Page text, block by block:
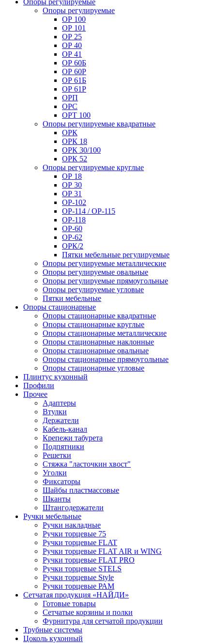
Опоры регулируемые
ОР 100
ОР 101
ОР 25
ОР 40
ОР 41
ОР 60Б
ОР 60Р
ОР 61Б
ОР 61Р
ОРП
ОРС
ОРТ 100
Опоры регулируемые квадратные
ОРК
ОРК 18
ОРК 30/100
ОРК 52
Опоры регулируемые круглые
ОР 18
ОР 30
ОР 31
ОР-102
ОР-114 / ОР-115
ОР-118
ОР-60
ОР-62
ОРК/2
Пятки мебельные регулируемые
Опоры регулируемые металлические
Опоры регулируемые овальные
Опоры регулируемые прямоугольные
Опоры регулируемые угловые
Пятки мебельные
Опоры стационарные
Опоры стационарные квадратные
Опоры стационарные круглые
Опоры стационарные металлические
Опоры стационарные наклонные
Опоры стационарные овальные
Опоры стационарные прямоугольные
Опоры стационарные угловые
Плинтус кухонный
Профили
Прочее
Адаптеры
Втулки
Держатели
Кабель-канал
Крепежи табурета
Подпятники
Решетки
Стяжка "ласточкин хвост"
Уголки
Фиксаторы
Шайбы пластмассовые
Шканты
Штангодержатели
Ручки мебельные
Ручки накладные
Ручки торцевые 75
Ручки торцевые FLAT
Ручки торцевые FLAT AIR и WING
Ручки торцевые FLAT PRO
Ручки торцевые STELS
Ручки торцевые Style
Ручки торцевые РАМ
Сетчатая продукция «НАЙДИ»
Готовые товары
Сетчатые корзины и полки
Фурнитура для сетчатой продукции
Трубные системы
Цоколь кухонный